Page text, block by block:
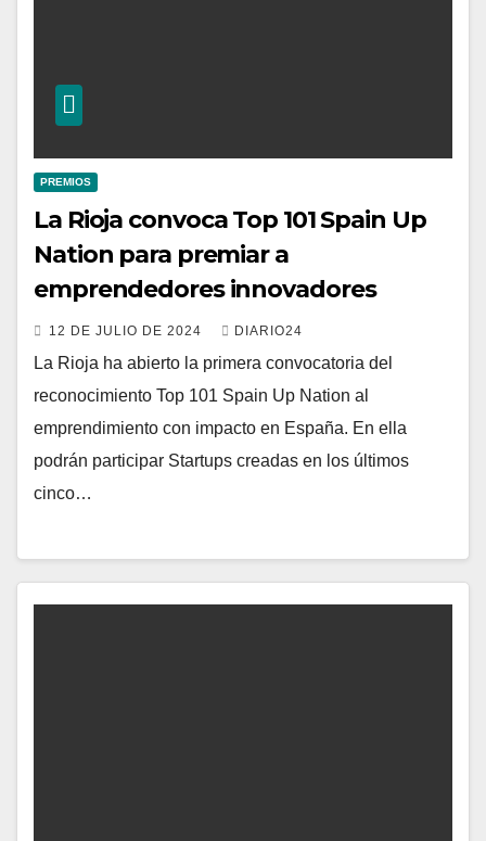
PREMIOS
La Rioja convoca Top 101 Spain Up
Nation para premiar a
emprendedores innovadores
12 DE JULIO DE 2024 DIARIO24
La Rioja ha abierto la primera convocatoria del
reconocimiento Top 101 Spain Up Nation al
emprendimiento con impacto en España. En ella
podrán participar Startups creadas en los últimos
cinco…